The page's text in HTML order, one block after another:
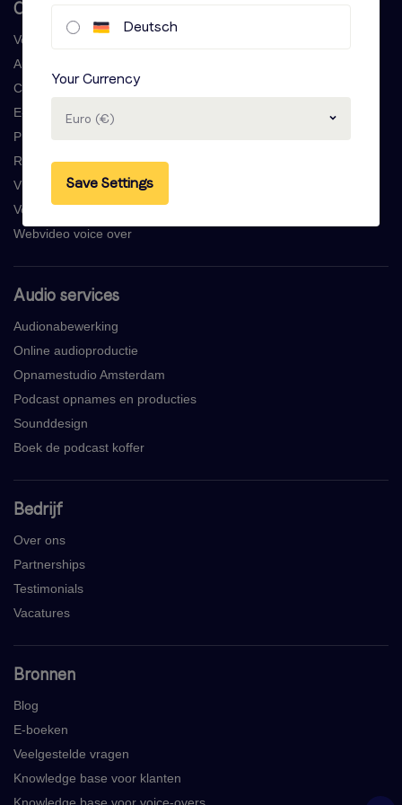
Onze voice-over services
Voice over generator
Audio book opnames
Commercial laten maken
E-learning voice overs
Professionele voicemail opnames
Radiocommercial laten maken
Vind een stem artiest
Voice over vertalingen
Webvideo voice over
Audio services
Audionabewerking
Online audioproductie
Opnamestudio Amsterdam
Podcast opnames en producties
Sounddesign
Boek de podcast koffer
Bedrijf
Over ons
Partnerships
Testimonials
Vacatures
Bronnen
Blog
E-boeken
Veelgestelde vragen
Knowledge base voor klanten
Deutsch
Your Currency
Euro (€)
Save Settings